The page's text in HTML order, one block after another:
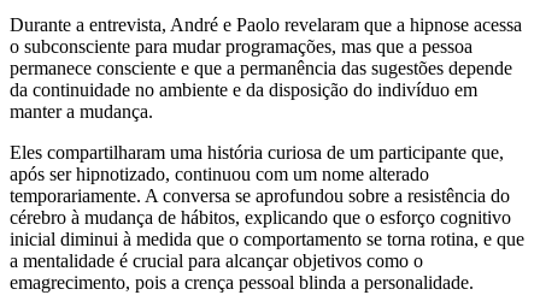
Durante a entrevista, André e Paolo revelaram que a hipnose acessa
o subconsciente para mudar programações, mas que a pessoa
permanece consciente e que a permanência das sugestões depende
da continuidade no ambiente e da disposição do indivíduo em
manter a mudança.
Eles compartilharam uma história curiosa de um participante que,
após ser hipnotizado, continuou com um nome alterado
temporariamente. A conversa se aprofundou sobre a resistência do
cérebro à mudança de hábitos, explicando que o esforço cognitivo
inicial diminui à medida que o comportamento se torna rotina, e que
a mentalidade é crucial para alcançar objetivos como o
emagrecimento, pois a crença pessoal blinda a personalidade.